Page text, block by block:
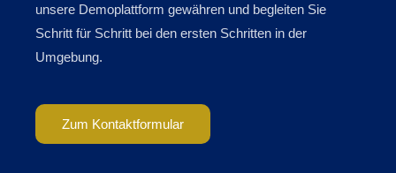
unsere Demoplattform gewähren und begleiten Sie
Schritt für Schritt bei den ersten Schritten in der
Umgebung.
Zum Kontaktformular